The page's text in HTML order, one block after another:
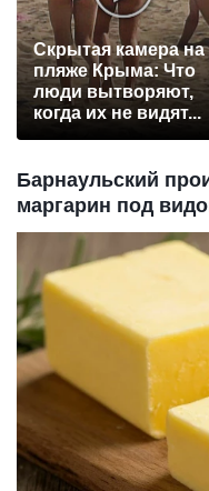
Скрытая камера на
пляже Крыма: Что
люди вытворяют,
когда их не видят...
Барнаульский
маргарин под